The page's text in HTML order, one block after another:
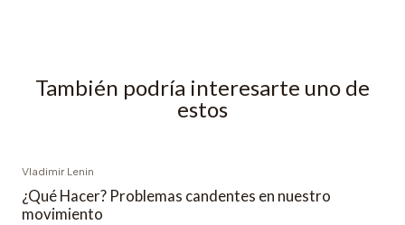
También podría interesarte uno de
estos
Vladimir Lenin
¿Qué Hacer? Problemas candentes en nuestro
movimiento